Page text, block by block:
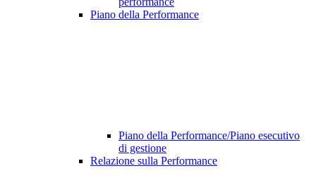
Piano della Performance
Piano della Performance/Piano esecutivo
di gestione
Relazione sulla Performance